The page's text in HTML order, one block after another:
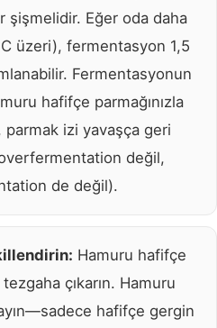
şişmelidir. Eğer oda daha
üzeri), fermentasyon 1,5
Fermentasyonun
hafifçe parmağınızla
parmak izi yavaşça geri
değil,
de değil).
Hamuru hafifçe
çıkarın. Hamuru
hafifçe gergin